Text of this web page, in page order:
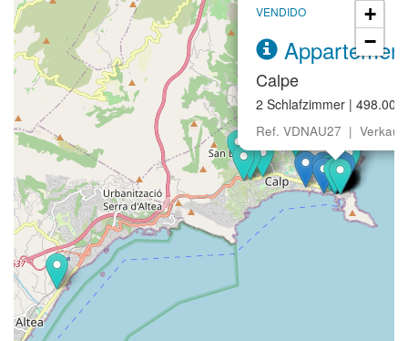
VENDIDO
Appartement
Calpe
2 Schlafzimmer | 498.000
Ref. VDNAU27 | Verkauf
+
−